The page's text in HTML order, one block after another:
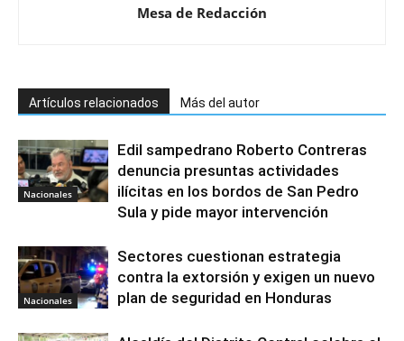
Mesa de Redacción
Artículos relacionados Más del autor
Nacionales
Edil sampedrano Roberto Contreras
denuncia presuntas actividades
ilícitas en los bordos de San Pedro
Sula y pide mayor intervención
Nacionales
Sectores cuestionan estrategia
contra la extorsión y exigen un nuevo
plan de seguridad en Honduras